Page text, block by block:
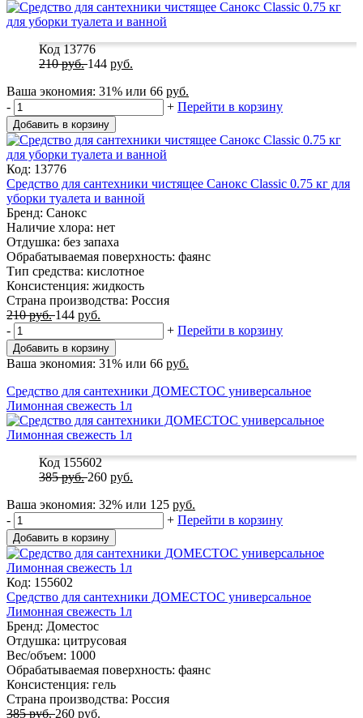
Код 13776
210руб. 144 руб.
Ваша экономия: 31% или 66 руб.
-
+ Перейти в корзину
Добавить в корзину
Код: 13776
Средство для сантехники чистящее Санокс Classic 0.75 кг для
уборки туалета и ванной
Бренд: Санокс
Наличие хлора: нет
Отдушка: без запаха
Обрабатываемая поверхность: фаянс
Тип средства: кислотное
Консистенция: жидкость
Страна производства: Россия
210руб. 144 руб.
-
+ Перейти в корзину
Добавить в корзину
Ваша экономия: 31% или 66 руб.
Средство для сантехники ДОМЕСТОС универсальное
Лимонная свежесть 1л
Код 155602
385руб. 260 руб.
Ваша экономия: 32% или 125 руб.
-
+ Перейти в корзину
Добавить в корзину
Код: 155602
Средство для сантехники ДОМЕСТОС универсальное
Лимонная свежесть 1л
Бренд: Доместос
Отдушка: цитрусовая
Вес/объем: 1000
Обрабатываемая поверхность: фаянс
Консистенция: гель
Страна производства: Россия
385руб. 260 руб.